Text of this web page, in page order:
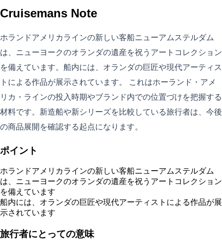
Cruisemans Note
ホランドアメリカラインの新しい客船ニューアムステルダム
は、ニューヨークのオランダの遺産を祝うアートコレクション
を備えています。船内には、オランダの巨匠や現代アーティス
トによる作品が展示されています。 これはホーランド・アメ
リカ・ラインの投入時期やブランド内での位置づけを把握する
材料です。新造船や新シリーズを比較している旅行者は、今後
の商品展開を確認する起点になります。
ポイント
ホランドアメリカラインの新しい客船ニューアムステルダム
は、ニューヨークのオランダの遺産を祝うアートコレクション
を備えています
船内には、オランダの巨匠や現代アーティストによる作品が展
示されています
旅行者にとっての意味